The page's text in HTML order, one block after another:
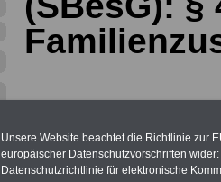
Unsere Website beachtet die Richtlinie zur
europäischer Datenschutzvorschriften
Datenschutzrichtlinie für elektronische